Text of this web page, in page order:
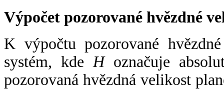
Výpočet pozorované hvězdné
K výpočtu pozorované
systém, kde Hoznačuje
pozorovaná hvězdná velikost